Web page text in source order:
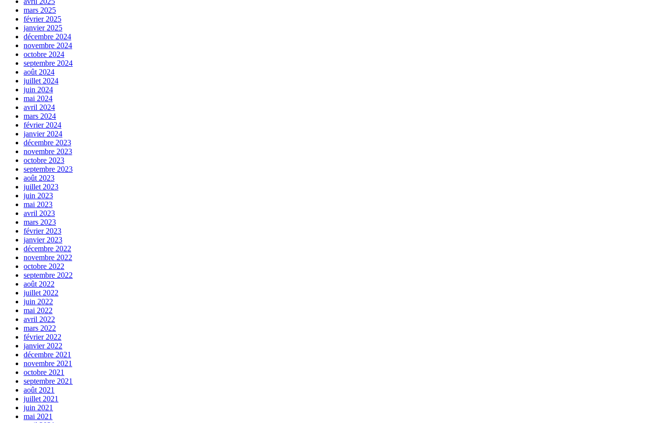
mars 2025
février 2025
janvier 2025
décembre 2024
novembre 2024
octobre 2024
septembre 2024
août 2024
juillet 2024
juin 2024
mai 2024
avril 2024
mars 2024
février 2024
janvier 2024
décembre 2023
novembre 2023
octobre 2023
septembre 2023
août 2023
juillet 2023
juin 2023
mai 2023
avril 2023
mars 2023
février 2023
janvier 2023
décembre 2022
novembre 2022
octobre 2022
septembre 2022
août 2022
juillet 2022
juin 2022
mai 2022
avril 2022
mars 2022
février 2022
janvier 2022
décembre 2021
novembre 2021
octobre 2021
septembre 2021
août 2021
juillet 2021
juin 2021
mai 2021